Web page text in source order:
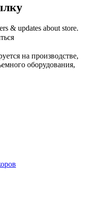
& updates about store.
на производстве,
оборудования,